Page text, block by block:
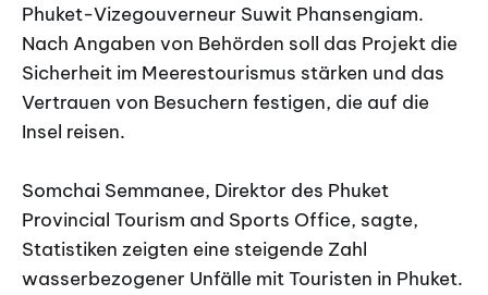
Phuket-Vizegouverneur Suwit Phansengiam.
Nach Angaben von Behörden soll das Projekt die
Sicherheit im Meerestourismus stärken und das
Vertrauen von Besuchern festigen, die auf die
Insel reisen.
Somchai Semmanee, Direktor des Phuket
Provincial Tourism and Sports Office, sagte,
Statistiken zeigten eine steigende Zahl
wasserbezogener Unfälle mit Touristen in Phuket.